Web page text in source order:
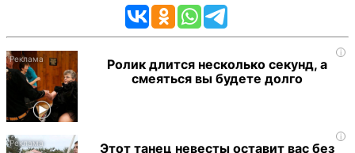
i
Ролик длится несколько секунд, а
смеяться вы будете долго
i
Этот танец невесты оставит вас без